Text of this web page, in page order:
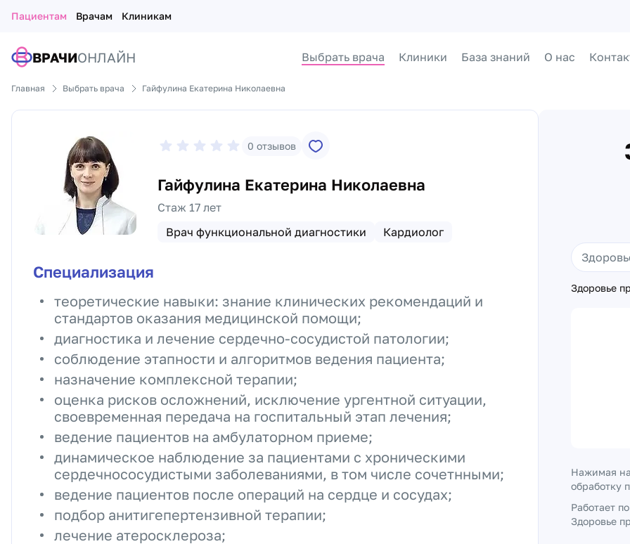
Пациентам Врачам Клиникам
ВРАЧИОНЛАЙН Выбрать врача Клиники База знаний О нас
Главная Выбрать врача Гайфулина Екатерина Николаевна
0 отзывов
Гайфулина Екатерина Николаевна
Стаж 17 лет
Врач функциональной диагностики
Кардиолог
Специализация
теоретические навыки: знание клинических рекомендаций и
стандартов оказания медицинской помощи;
диагностика и лечение сердечно-сосудистой патологии;
соблюдение этапности и алгоритмов ведения пациента;
назначение комплексной терапии;
оценка рисков осложнений, исключение ургентной ситуации,
своевременная передача на госпитальный этап лечения;
ведение пациентов на амбулаторном приеме;
динамическое наблюдение за пациентами с хроническими
сердечнососудистыми заболеваниями, в том числе сочетнными;
ведение пациентов после операций на сердце и сосудах;
подбор анитигепертензивной терапии;
лечение атеросклероза;
Здоровье
Нажимая
обработку
Работает
Здоровье